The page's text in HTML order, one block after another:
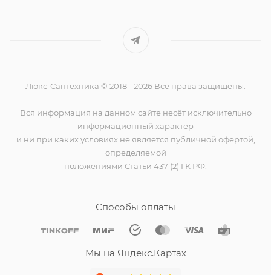
Люкс-Сантехника © 2018 - 2026 Все права защищены.
Вся информация на данном сайте несёт исключительно
информационный характер
и ни при каких условиях не является публичной офертой,
определяемой
положениями Статьи 437 (2) ГК РФ.
Способы оплаты
Мы на Яндекс.Картах